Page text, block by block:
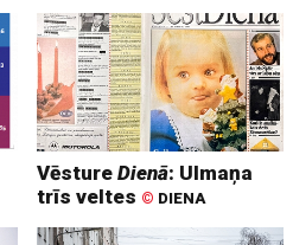
VēstureDienā: Ulmaņa
trīs veltes © DIENA